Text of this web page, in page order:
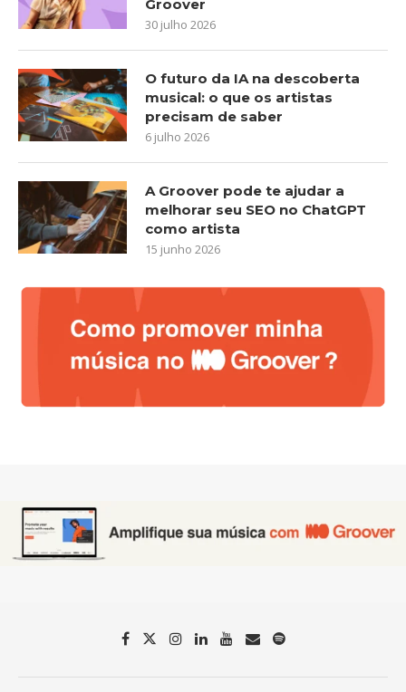
Groover
30 julho 2026
O futuro da IA na descoberta
musical: o que os artistas
precisam de saber
6 julho 2026
A Groover pode te ajudar a
melhorar seu SEO no ChatGPT
como artista
15 junho 2026